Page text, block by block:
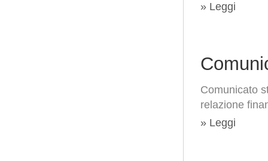
» Leggi
Comunicato
relazione
» Leggi